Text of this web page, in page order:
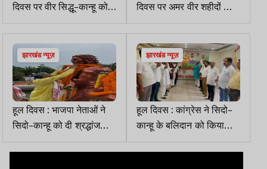
दिवस पर वीर सिद्धू-कान्हू को
दी गई श्रद्धांजलि
दिवस पर अमर वीर शहीदों को
दी गई श्रद्धांजलि
झारखंड न्यूज़
हूल दिवस : भाजपा नेताओं ने
सिदो-कान्हू को दी श्रद्धांजलि,
शहीदों के संघर्ष को प्रेरणा
बताया
झारखंड न्यूज़
हूल दिवस : कांग्रेस ने सिदो-
कान्हू के बलिदान को किया
नमन, सामाजिक न्याय की
लड़ाई जारी रखने का संकल्प